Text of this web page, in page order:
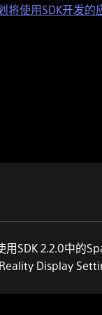
将使用SDK开发
SDK 2.2.0中的
Display